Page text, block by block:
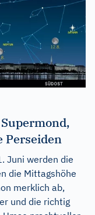
Perseiden
Juni werden die
die Mittagshöhe
merklich ab,
und die richtig